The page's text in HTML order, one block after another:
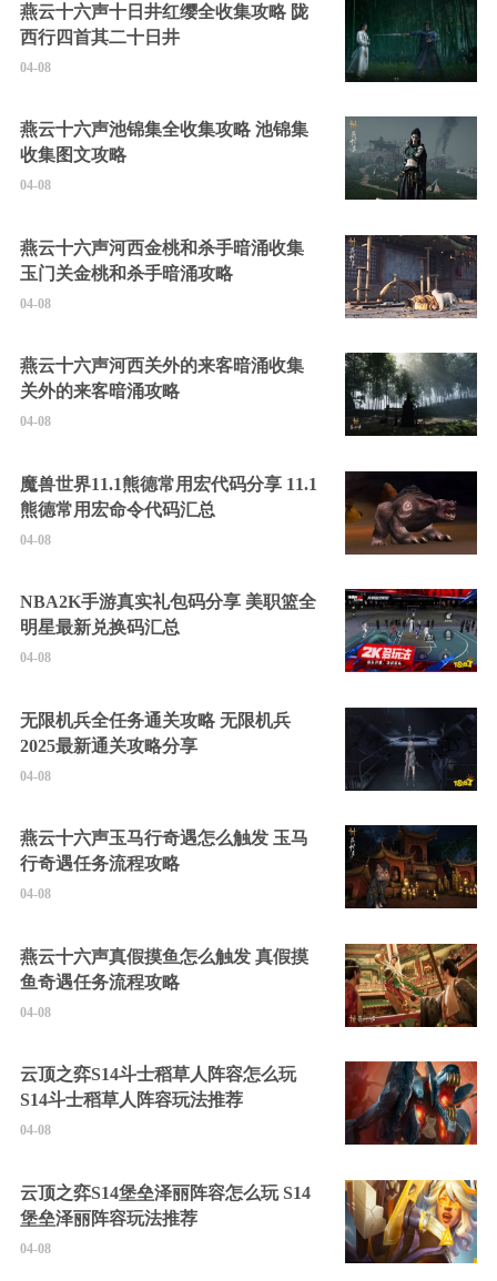
燕云十六声十日井红缨全收集攻略 陇
西行四首其二十日井
04-08
燕云十六声池锦集全收集攻略 池锦集
收集图文攻略
04-08
燕云十六声河西金桃和杀手暗涌收集
玉门关金桃和杀手暗涌攻略
04-08
燕云十六声河西关外的来客暗涌收集
关外的来客暗涌攻略
04-08
魔兽世界11.1熊德常用宏代码分享 11.1
熊德常用宏命令代码汇总
04-08
NBA2K手游真实礼包码分享 美职篮全
明星最新兑换码汇总
04-08
无限机兵全任务通关攻略 无限机兵
2025最新通关攻略分享
04-08
燕云十六声玉马行奇遇怎么触发 玉马
行奇遇任务流程攻略
04-08
燕云十六声真假摸鱼怎么触发 真假摸
鱼奇遇任务流程攻略
04-08
云顶之弈S14斗士稻草人阵容怎么玩
S14斗士稻草人阵容玩法推荐
04-08
云顶之弈S14堡垒泽丽阵容怎么玩 S14
堡垒泽丽阵容玩法推荐
04-08